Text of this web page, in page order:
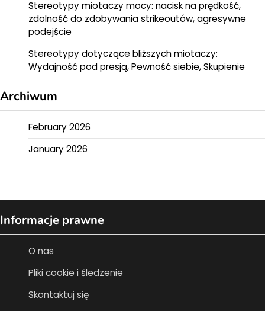
Stereotypy miotaczy mocy: nacisk na prędkość,
zdolność do zdobywania strikeoutów, agresywne
podejście
Stereotypy dotyczące bliższych miotaczy:
Wydajność pod presją, Pewność siebie, Skupienie
Archiwum
February 2026
January 2026
Informacje prawne
O nas
Pliki cookie i śledzenie
Skontaktuj się